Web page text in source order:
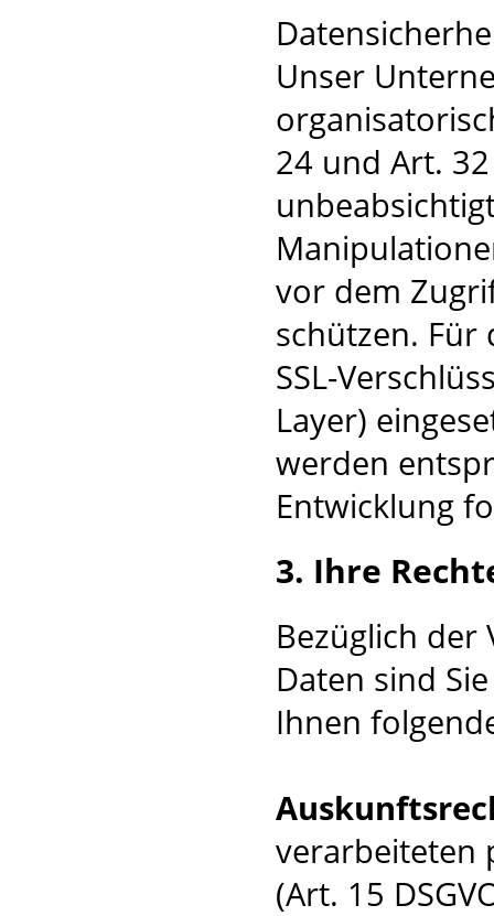
Unser
24 und Art.
vor dem
schützen.
SSL-
Layer)
werden
Entwicklung
3. Ihre
Bezüglich
Daten sind
Ihnen
verarbeiteten
(Art. 15